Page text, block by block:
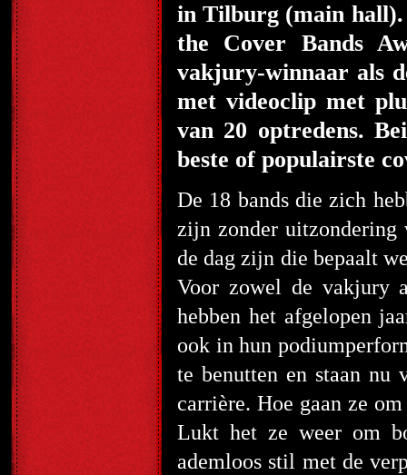
in Tilburg (main
the Cover Bands
vakjury-winnaar als
met videoclip met
van 20 optredens.
beste of populairste
De 18 bands die zich
zijn zonder uitzondering
de dag zijn die bepaalt
Voor zowel de vakjury
hebben het afgelopen
ook in hun
te benutten en staan nu
carrière. Hoe gaan ze
Lukt het ze weer om
ademloos stil met de